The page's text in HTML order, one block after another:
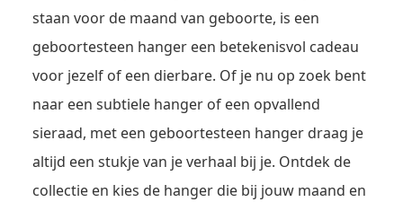
staan voor de maand van geboorte, is een
geboortesteen hanger een betekenisvol cadeau
voor jezelf of een dierbare. Of je nu op zoek bent
naar een subtiele hanger of een opvallend
sieraad, met een geboortesteen hanger draag je
altijd een stukje van je verhaal bij je. Ontdek de
collectie en kies de hanger die bij jouw maand en